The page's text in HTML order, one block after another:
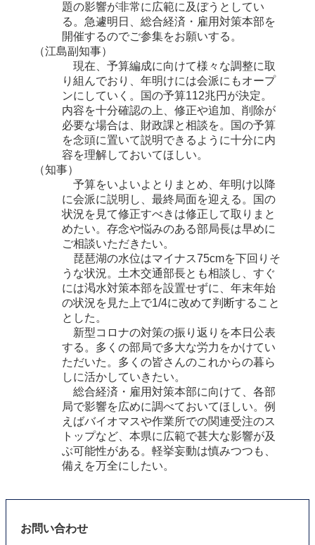
題の影響が非常に広範に及ぼうとしてい
る。急遽明日、総合経済・雇用対策本部を
開催するのでご参集をお願いする。
（江島副知事）
現在、予算編成に向けて様々な調整に取
り組んでおり、年明けには会派にもオープ
ンにしていく。国の予算112兆円が決定。
内容を十分確認の上、修正や追加、削除が
必要な場合は、財政課と相談を。国の予算
を念頭に置いて説明できるように十分に内
容を理解しておいてほしい。
（知事）
予算をいよいよとりまとめ、年明け以降
に会派に説明し、最終局面を迎える。国の
状況を見て修正すべきは修正して取りまと
めたい。存念や悩みのある部局長は早めに
ご相談いただきたい。
琵琶湖の水位はマイナス75cmを下回りそ
うな状況。土木交通部長とも相談し、すぐ
には渇水対策本部を設置せずに、年末年始
の状況を見た上で1/4に改めて判断すること
とした。
新型コロナの対策の振り返りを本日公表
する。多くの部局で多大な労力をかけてい
ただいた。多くの皆さんのこれからの暮ら
しに活かしていきたい。
総合経済・雇用対策本部に向けて、各部
局で影響を広めに調べておいてほしい。例
えばバイオマスや作業所での関連受注のス
トップなど、本県に広範で甚大な影響が及
ぶ可能性がある。軽挙妄動は慎みつつも、
備えを万全にしたい。
お問い合わせ